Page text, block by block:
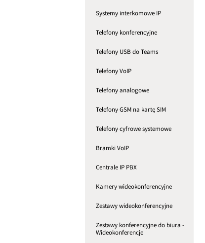
Systemy interkomowe IP
Telefony konferencyjne
Telefony USB do Teams
Telefony VoIP
Telefony analogowe
Telefony GSM na kartę SIM
Telefony cyfrowe systemowe
Bramki VoIP
Centrale IP PBX
Kamery wideokonferencyjne
Zestawy wideokonferencyjne
Zestawy konferencyjne do biura -
Wideokonferencje